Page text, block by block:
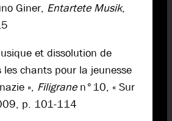
Giner, Entartete Musik,
et dissolution de
les chants pour la jeunesse
», Filigranen°10, « Sur
p. 101-114